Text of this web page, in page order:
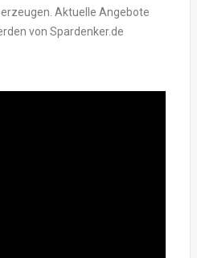
Aktuelle Angebote
von Spardenker.de